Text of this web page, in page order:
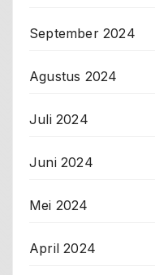
September 2024
Agustus 2024
Juli 2024
Juni 2024
Mei 2024
April 2024